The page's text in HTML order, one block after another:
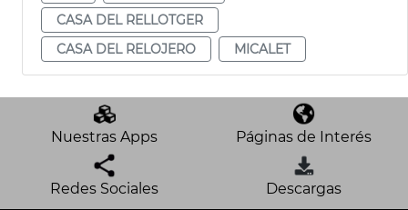
CASA DEL RELLOTGER
CASA DEL RELOJERO
MICALET
Nuestras Apps Páginas de Interés
Redes Sociales Descargas